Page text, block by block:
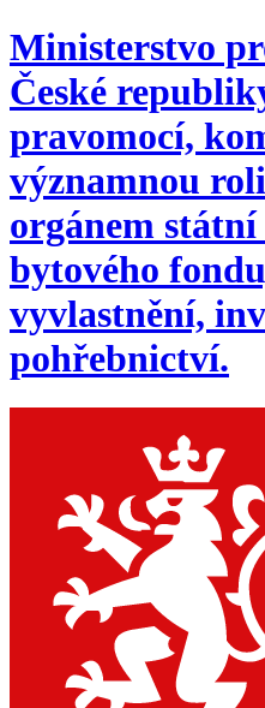
Ministerstvo
České
pravomocí,
významnou
orgánem
bytového
vyvlastnění,
pohřebnictví.